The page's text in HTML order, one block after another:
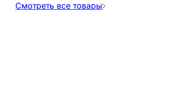
Смотреть все товары